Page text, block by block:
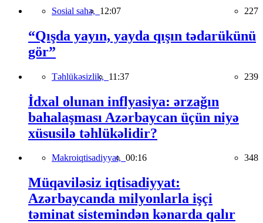
Sosial sahə, 12:07 227
“Qışda yayın, yayda qışın tədarükünü
gör”
Təhlükəsizlik, 11:37 239
İdxal olunan inflyasiya: ərzağın
bahalaşması Azərbaycan üçün niyə
xüsusilə təhlükəlidir?
Makroiqtisadiyyat, 00:16 348
Müqaviləsiz iqtisadiyyat:
Azərbaycanda milyonlarla işçi
təminat sistemindən kənarda qalır